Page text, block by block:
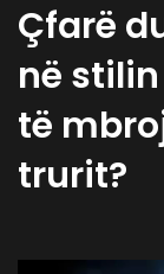
Çfarë
në
të
trurit?